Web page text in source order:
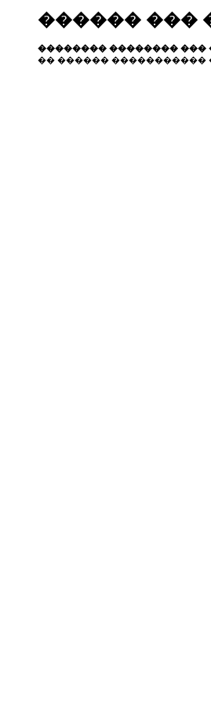
������ ���
�������� �������� ���
�� ������ �����������